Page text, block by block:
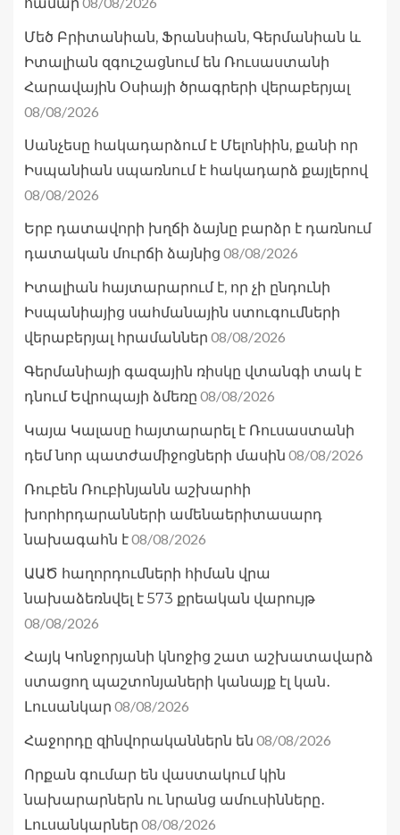
Մեծ Բրիտանիան, Ֆրանսիան, Գերմանիան և
Իտալիան զգուշացնում են Ռուսաստանի
Հարավային Օսիայի ծրագրերի վերաբերյալ
08/08/2026
Սանչեսը հակադարձում է Մելոնիին, քանի որ
Իսպանիան սպառնում է հակադարձ քայլերով
08/08/2026
Երբ դատավորի խղճի ձայնը բարձր է դառնում
դատական մուրճի ձայնից 08/08/2026
Իտալիան հայտարարում է, որ չի ընդունի
Իսպանիայից սահմանային ստուգումների
վերաբերյալ հրամաններ 08/08/2026
Գերմանիայի գազային ռիսկը վտանգի տակ է
դնում Եվրոպայի ձմեռը 08/08/2026
Կայա Կալասը հայտարարել է Ռուսաստանի
դեմ նոր պատժամիջոցների մասին 08/08/2026
Ռուբեն Ռուբինյանն աշխարհի
խորհրդարանների ամենաերիտասարդ
նախագահն է08/08/2026
ԱԱԾ հաղորդումների հիման վրա
նախաձեռնվել է 573 քրեական վարույթ
08/08/2026
Հայկ Կոնջորյանի կնոջից շատ աշխատավարձ
ստացող պաշտոնյաների կանայք էլ կան․
Լուսանկար 08/08/2026
Հաջորդը զինվորականներն են 08/08/2026
Որքան գումար են վաստակում կին
նախարարներն ու նրանց ամուսինները․
Լուսանկարներ 08/08/2026